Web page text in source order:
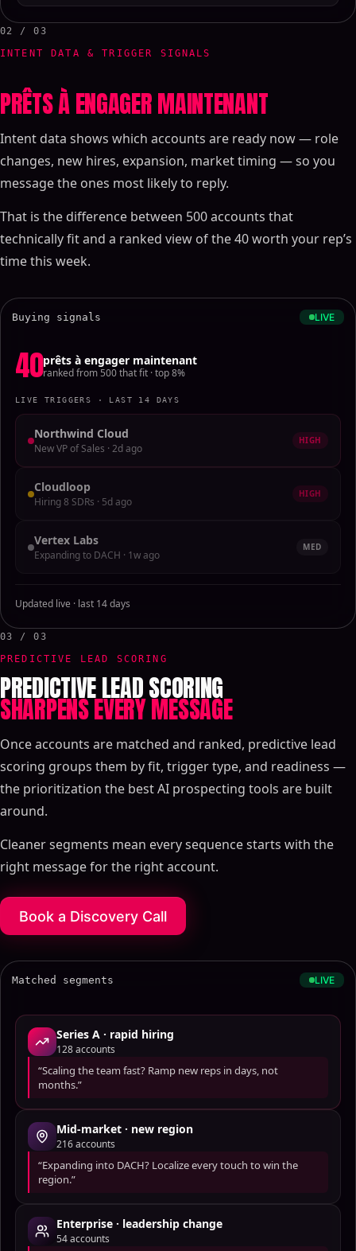
Buying signals LIVE
40prêts à engager maintenant
ranked from 500 that fit · top 8%
LIVE TRIGGERS · LAST 14 DAYS
Northwind Cloud
New VP of Sales · 2d ago
HIGH
Cloudloop
Hiring 8 SDRs · 5d ago
HIGH
Vertex Labs
Expanding to DACH · 1w ago
MED
Updated live · last 14 days
02 / 03
INTENT DATA & TRIGGER SIGNALS
PRÊTS À ENGAGER MAINTENANT
Intent data shows which accounts are ready now — role
changes, new hires, expansion, market timing — so you
message the ones most likely to reply.
That is the difference between 500 accounts that
technically fit and a ranked view of the 40 worth your rep’s
time this week.
03 / 03
PREDICTIVE LEAD SCORING
PREDICTIVE LEAD SCORING
SHARPENS EVERY MESSAGE
Once accounts are matched and ranked, predictive lead
scoring groups them by fit, trigger type, and readiness —
the prioritization the best AI prospecting tools are built
around.
Cleaner segments mean every sequence starts with the
right message for the right account.
Book a Discovery Call
Matched segments LIVE
Series A · rapid hiring
128accounts
“Scaling the team fast? Ramp new reps in days, not
months.”
Mid-market · new region
216accounts
“Expanding into DACH? Localize every touch to win the
region.”
Enterprise · leadership change
54accounts